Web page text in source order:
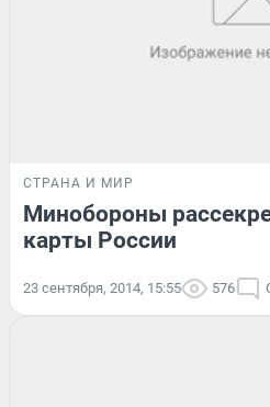
СТРАНА И МИР
Минобороны
карты России
23 сентября, 2014, 15:55 576